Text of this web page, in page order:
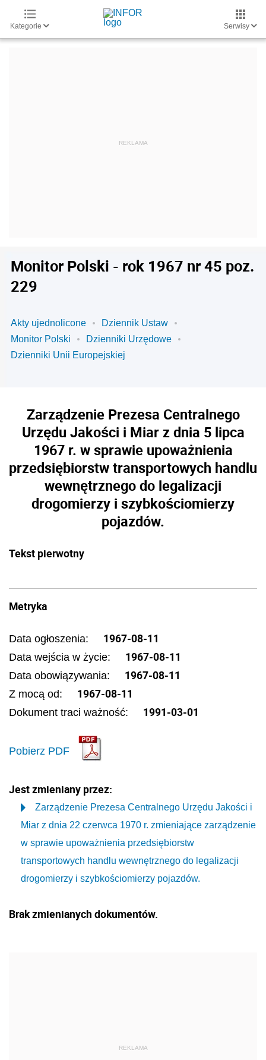
Kategorie Serwisy
Monitor Polski - rok 1967 nr 45 poz.
229
Akty ujednolicone
Dziennik Ustaw
Monitor Polski
Dzienniki Urzędowe
Dzienniki Unii Europejskiej
Zarządzenie Prezesa Centralnego
Urzędu Jakości i Miar z dnia 5 lipca
1967 r. w sprawie upoważnienia
przedsiębiorstw transportowych handlu
wewnętrznego do legalizacji
drogomierzy i szybkościomierzy
pojazdów.
Tekst pierwotny
Metryka
Data ogłoszenia: 1967-08-11
Data wejścia w życie: 1967-08-11
Data obowiązywania: 1967-08-11
Z mocą od: 1967-08-11
Dokument traci ważność: 1991-03-01
Pobierz PDF
Jest zmieniany przez:
Zarządzenie Prezesa Centralnego Urzędu Jakości i
Miar z dnia 22 czerwca 1970 r. zmieniające zarządzenie
w sprawie upoważnienia przedsiębiorstw
transportowych handlu wewnętrznego do legalizacji
drogomierzy i szybkościomierzy pojazdów.
Brak zmienianych dokumentów.